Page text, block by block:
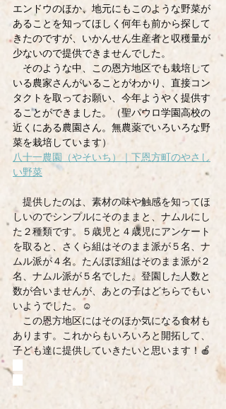
エンドウのほか、地元にもこのような野菜が
あることを知ってほしく何年も前から探して
きたのですが、いかんせん生産者と収穫量が
少ないので提供できませんでした。
そのような中、この恩方地区でも栽培して
いる農家さんがいることがわかり、直接コン
タクトを取ってお願い、今年ようやく提供す
ることができました。（聖パウロ学園高校の
近くにある農園さん。無農薬でいろいろな野
菜を栽培しています）
八十一農園（やそいち）｜下恩方町のやさし
い野菜
提供したのは、素材の味や触感を知ってほ
しいのでシンプルにそのままと、ナムルにし
た２種類です。５歳児と４歳児にアンケート
を取ると、さくら組はそのまま派が５名、ナ
ムル派が４名。たんぽぽ組はそのまま派が２
名、ナムル派が５名でした。登園した人数と
数が合いませんが、あとの子はどちらでもい
いようでした。☺
この恩方地区にはそのほか気になる食材も
あります。これからもいろいろと開拓して、
子ども達に提供していきたいと思います！🍎